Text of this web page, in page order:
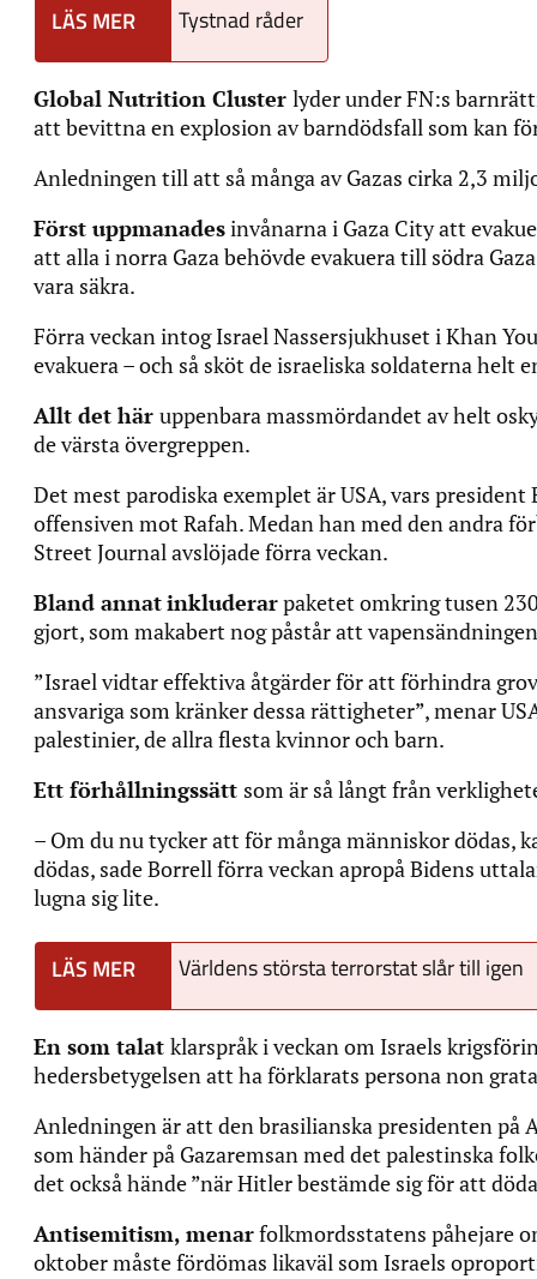
Tystnad råder
Global Nutrition Cluster lyder under FN:s
att bevittna en explosion av barndödsfall som kan
Anledningen till att så många av Gazas cirka 2,3
Först uppmanadesinvånarna i Gaza City att
att alla i norra Gaza behövde evakuera till södra
vara säkra.
Förra veckan intog Israel Nassersjukhuset i Khan
evakuera – och så sköt de israeliska soldaterna helt
Allt det här uppenbara massmördandet av helt
de värsta övergreppen.
Det mest parodiska exemplet är USA, vars
offensiven mot Rafah. Medan han med den andra
Street Journal avslöjade förra veckan.
Bland annatinkluderarpaketet omkring tusen
gjort, som makabert nog påstår att
”Israel vidtar effektiva åtgärder för att förhindra
ansvariga som kränker dessa rättigheter”, menar
palestinier, de allra flesta kvinnor och barn.
Ett förhållningssätt som är så långt från
– Om du nu tycker att för många människor dödas,
dödas, sade Borrell förra veckan apropå Bidens
lugna sig lite.
Världens största terrorstat slår till igen
En som talat klarspråk i veckan om Israels
hedersbetygelsen att ha förklarats persona non
Anledningen är att den brasilianska presidenten på
som händer på Gazaremsan med det palestinska
det också hände ”när Hitler bestämde sig för att
Antisemitism, menarfolkmordsstatens påhejare
oktober måste fördömas likaväl som Israels